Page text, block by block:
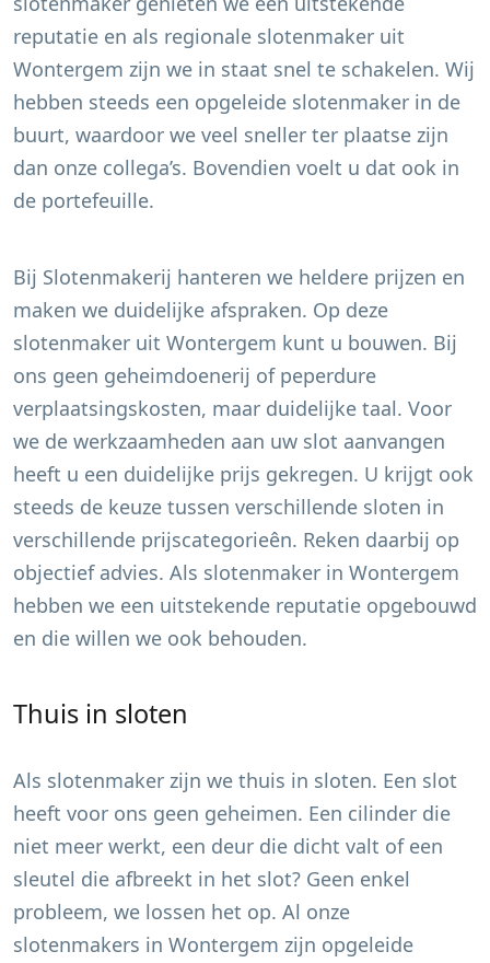
reputatie en als regionale slotenmaker uit
Wontergem zijn we in staat snel te schakelen. Wij
hebben steeds een opgeleide slotenmaker in de
buurt, waardoor we veel sneller ter plaatse zijn
dan onze collega’s. Bovendien voelt u dat ook in
de portefeuille.
Bij Slotenmakerij hanteren we heldere prijzen en
maken we duidelijke afspraken. Op deze
slotenmaker uit Wontergem kunt u bouwen. Bij
ons geen geheimdoenerij of peperdure
verplaatsingskosten, maar duidelijke taal. Voor
we de werkzaamheden aan uw slot aanvangen
heeft u een duidelijke prijs gekregen. U krijgt ook
steeds de keuze tussen verschillende sloten in
verschillende prijscategorieên. Reken daarbij op
objectief advies. Als slotenmaker in Wontergem
hebben we een uitstekende reputatie opgebouwd
en die willen we ook behouden.
Thuis in sloten
Als slotenmaker zijn we thuis in sloten. Een slot
heeft voor ons geen geheimen. Een cilinder die
niet meer werkt, een deur die dicht valt of een
sleutel die afbreekt in het slot? Geen enkel
probleem, we lossen het op. Al onze
slotenmakers in Wontergem zijn opgeleide